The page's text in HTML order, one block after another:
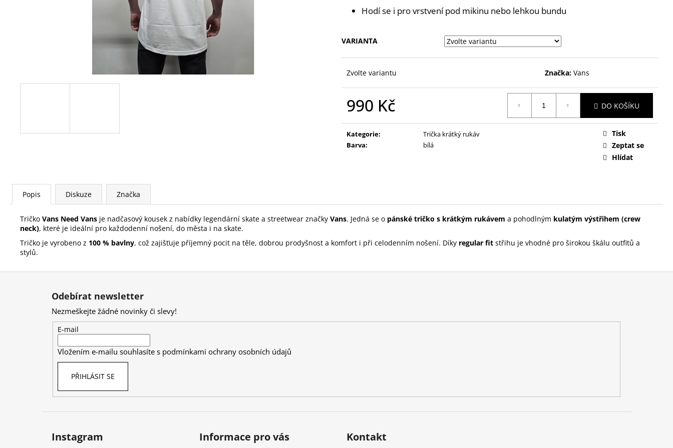
Hodí se i pro vrstvení pod mikinu nebo lehkou bundu
VARIANTA
Zvolte variantu Značka:Vans
990 Kč DO KOŠÍKU
Kategorie:
Trička krátký rukáv
Barva: bílá
Tisk
Zeptat se
Hlídat
Popis Diskuze Značka
Tričko Vans Need Vans je nadčasový kousek z nabídky legendární skate a streetwear značky Vans. Jedná se o pánské tričko s krátkým rukávem a pohodlným kulatým výstřihem (crew
neck), které je ideální pro každodenní nošení, do města i na skate.
Tričko je vyrobeno z 100 % bavlny, což zajišťuje příjemný pocit na těle, dobrou prodyšnost a komfort i při celodenním nošení. Díky regular fit střihu je vhodné pro širokou škálu outfitů a
stylů.
Odebírat newsletter
Nezmeškejte žádné novinky či slevy!
E-mail
Vložením e-mailu souhlasíte s podmínkami ochrany osobních údajů
PŘIHLÁSIT SE
Instagram Informace pro vás Kontakt